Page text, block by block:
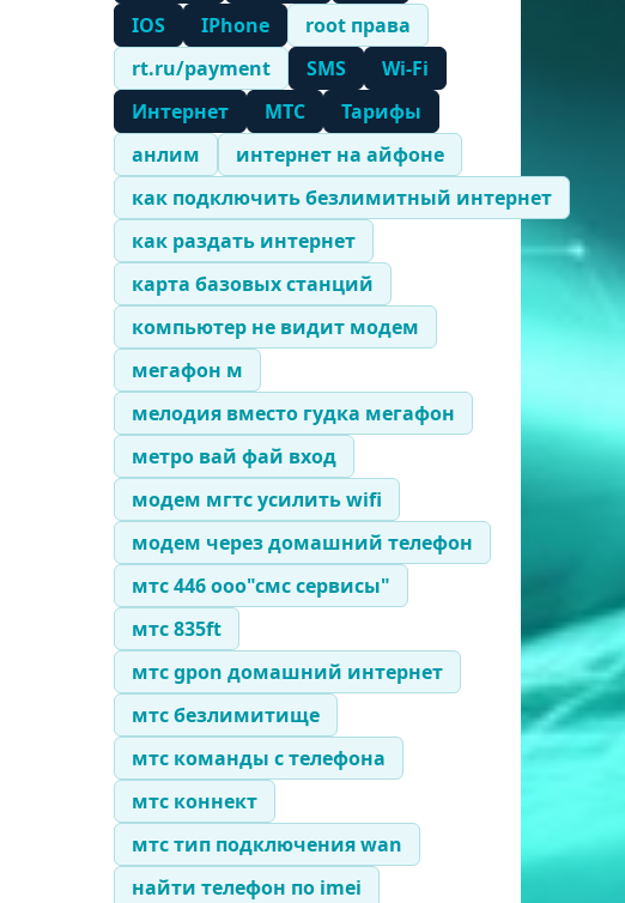
IOS
IPhone
root права
rt.ru/payment
SMS
Wi-Fi
Интернет
МТС
Тарифы
анлим
интернет на айфоне
как подключить безлимитный интернет
как раздать интернет
карта базовых станций
компьютер не видит модем
мегафон м
мелодия вместо гудка мегафон
метро вай фай вход
модем мгтс усилить wifi
модем через домашний телефон
мтс 446 ооо"смс сервисы"
мтс 835ft
мтс gpon домашний интернет
мтс безлимитище
мтс команды с телефона
мтс коннект
мтс тип подключения wan
найти телефон по imei